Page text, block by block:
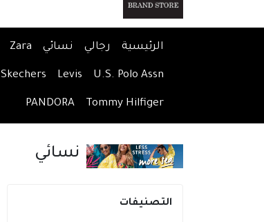
الرئيسية رجالي نسائي Zara
U.S. Polo Assn
Levis
Skechers
Tommy Hilfiger
PANDORA
نسائي
التصنيفات